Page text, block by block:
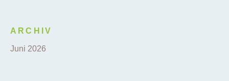
ARCHIV
Juni 2026